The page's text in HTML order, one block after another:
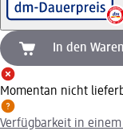
In den
Momentan nicht
Verfügbarkeit in